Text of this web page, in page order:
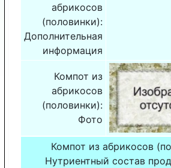
абрикосов
(половинки):
Дополнительная
информация
Компот из
абрикосов
(половинки):
Фото
Компот из абрикосов
Нутриентный состав